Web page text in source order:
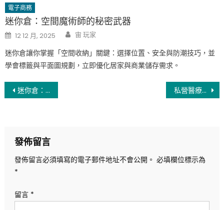
電子商務
迷你倉：空間魔術師的秘密武器
Posted
on
12 12 月, 2025 Author
宙 玩家
迷你倉讓你掌握「空間收納」關鍵：選擇位置、安全與防潮技巧，並
學會標籤與平面圖規劃，立即優化居家與商業儲存需求。
文
覽
迷你倉：企業及個人儲存解決方案詳解 私營醫療機構的重要性與未來展望
發佈留言
發佈留言必須填寫的電子郵件地址不會公開。 必填欄位標示為
*
留言 *